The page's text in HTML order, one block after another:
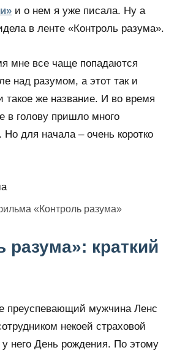
и о нем я уже писала. Ну а
в ленте «Контроль разума».
мне все чаще попадаются
над разумом, а этот так и
такое же название. И во время
в голову пришло много
для начала – очень коротко
«Контроль разума»
разума»: краткий
преуспевающий мужчина Ленс
некоей страховой
него День рождения. По этому